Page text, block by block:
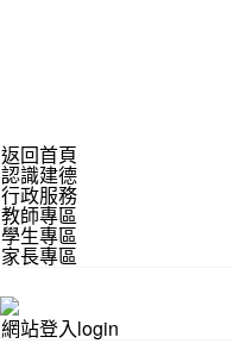
返回首頁
認識建德
行政服務
教師專區
學生專區
家長專區
網站登入login